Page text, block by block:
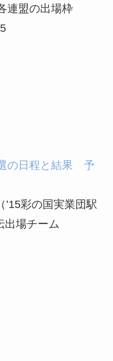
連盟の出場枠
の日程と結果 予
彩の国実業団駅
出場チーム